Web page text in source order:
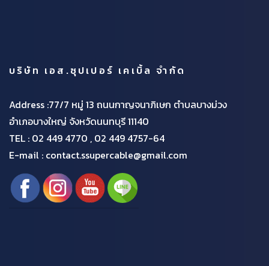
บริษัท เอส.ซุปเปอร์ เคเบิ้ล จำกัด
Address :77/7 หมู่ 13 ถนนกาญจนาภิเษก ตำบลบางม่วง
อำเภอบางใหญ่ จังหวัดนนทบุรี 11140
TEL : 02 449 4770 , 02 449 4757-64
E-mail : contact.ssupercable@gmail.com